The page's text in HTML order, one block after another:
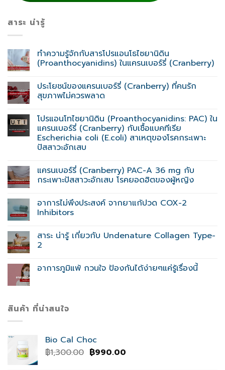
สาระ น่ารู้
ทำความรู้จักกับสารโปรแอนโธไซยานิดิน
(Proanthocyanidins) ในแครนเบอร์รี่ (Cranberry)
ประโยชน์ของแครนเบอร์รี่ (Cranberry) ที่คนรัก
สุขภาพไม่ควรพลาด
โปรแอนโทไซยานิดิน (Proanthocyanidins: PAC) ใน
แครนเบอร์รี่ (Cranberry) กับเชื้อแบคทีเรีย
Escherichia coli (E.coli) สาเหตุของโรคกระเพาะ
ปัสสาวะอักเสบ
แครนเบอร์รี่ (Cranberry) PAC-A 36 mg กับ
กระเพาะปัสสาวะอักเสบ โรคยอดฮิตของผู้หญิง
อาการไม่พึงประสงค์ จากยาแก้ปวด COX-2
Inhibitors
สาระ น่ารู้ เกี่ยวกับ Undenature Collagen Type-
2
อาการภูมิแพ้ กวนใจ ป้องกันได้ง่ายๆแค่รู้เรื่องนี้
สินค้า ที่น่าสนใจ
Bio Cal Choc
฿1,300.00 Original
฿990.00Current